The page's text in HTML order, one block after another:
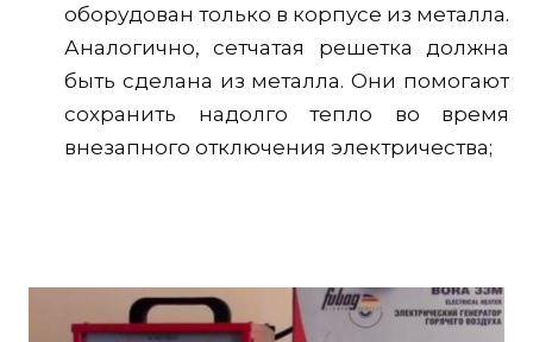
оборудован только в корпусе из металла.
Аналогично, сетчатая решетка должна
быть сделана из металла. Они помогают
сохранить надолго тепло во время
внезапного отключения электричества;